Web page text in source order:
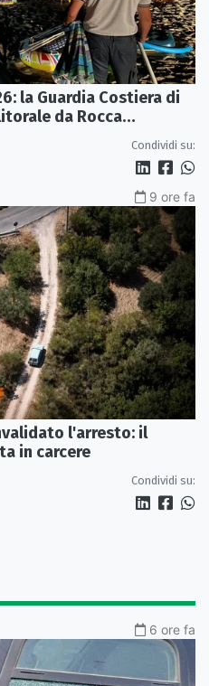
la Guardia Costiera di
da Rocca
Condividi su:
9 ore fa
l'arresto: il
in carcere
Condividi su:
6 ore fa